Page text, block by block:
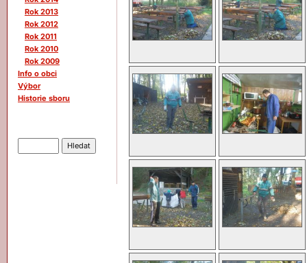
Rok 2013
Rok 2012
Rok 2011
Rok 2010
Rok 2009
Info o obci
Výbor
Historie sboru